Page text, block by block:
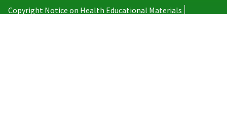
Copyright Notice on Health Educational Materials